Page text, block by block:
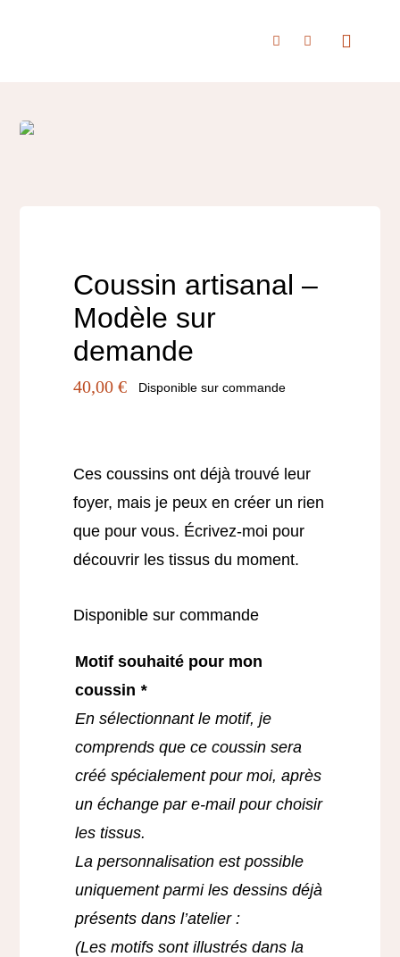
Toggle
Nous rencontrer
Coussin artisanal –
Modèle sur
demande
40,00€ Disponible sur commande
Ces coussins ont déjà trouvé leur
foyer, mais je peux en créer un rien
que pour vous. Écrivez-moi pour
découvrir les tissus du moment.
Disponible sur commande
Motif souhaité pour mon
coussin *
En sélectionnant le motif, je
comprends que ce coussin sera
créé spécialement pour moi, après
un échange par e-mail pour choisir
les tissus.
La personnalisation est possible
uniquement parmi les dessins déjà
présents dans l’atelier :
(Les motifs sont illustrés dans la